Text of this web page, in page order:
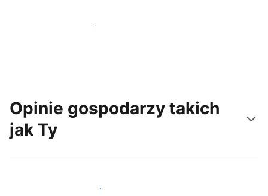
Dotrzyj do nowych gości już dziś
Opinie gospodarzy takich
jak Ty
Dołącz do gospodarzy takich jak Ty